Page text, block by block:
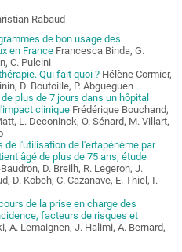
Rabaud
de bon usage des
en France Francesca Binda, G.
C. Pulcini
Qui fait quoi ? Hélène Cormier,
D. Boutoille, P. Abgueguen
plus de 7 jours dans un hôpital
clinique Frédérique Bouchand,
L. Deconinck, O. Sénard, M. Villart,
de l'utilisation de l'ertapénème par
âgé de plus de 75 ans, étude
D. Breilh, R. Legeron, J.
D. Kobeh, C. Cazanave, E. Thiel, I.
de la prise en charge des
facteurs de risques et
A. Lemaignen, J. Halimi, A. Bernard,